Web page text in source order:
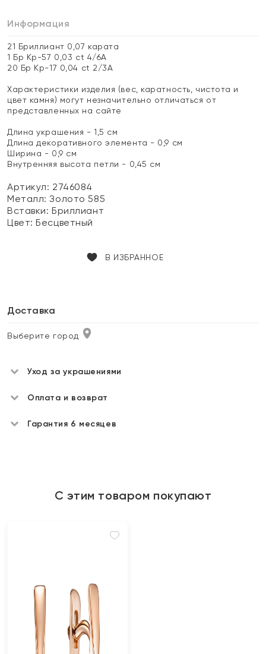
Информация
21 Бриллиант 0,07 карата
1 Бр Кр-57 0,03 ct 4/6А
20 Бр Кр-17 0,04 ct 2/3А
Характеристики изделия (вес, каратность, чистота и
цвет камня) могут незначительно отличаться от
представленных на сайте
Длина украшения - 1,5 см
Длина декоративного элемента - 0,9 см
Ширина - 0,9 см
Внутренняя высота петли - 0,45 см
Артикул: 2746084
Металл:Золото 585
Вставки:Бриллиант
Цвет:Бесцветный
В ИЗБРАННОЕ
Доставка
Выберите город
Уход за украшениями
Оплата и возврат
Гарантия 6 месяцев
С этим товаром покупают